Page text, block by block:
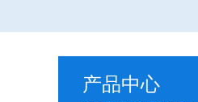
产品中心